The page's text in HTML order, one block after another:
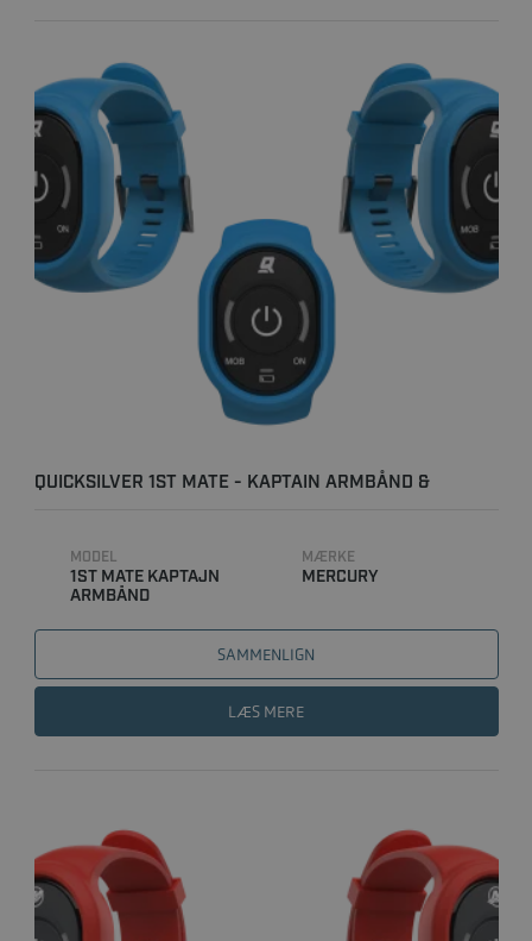
QUICKSILVER 1ST MATE - KAPTAIN ARMBÅND &
MODEL
1ST MATE KAPTAJN
ARMBÅND
MÆRKE
MERCURY
SAMMENLIGN
LÆS MERE